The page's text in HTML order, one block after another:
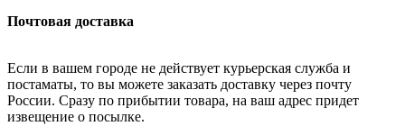
Почтовая доставка
Если в вашем городе не действует курьерская служба и
постаматы, то вы можете заказать доставку через почту
России. Сразу по прибытии товара, на ваш адрес придет
извещение о посылке.